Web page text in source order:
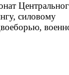
силовому